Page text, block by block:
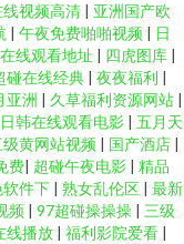
线视频高清 | 亚洲国产欧
| 午夜免费啪啪视频 | 日
线观看地址 | 四虎图库 |
碰在线经典 | 夜夜福利 |
亚洲 | 久草福利资源网站 |
日韩在线观看电影 | 五月天
级黄网站视频 | 国产酒店 |
费| 超碰午夜电影 | 精品
件下 | 熟女乱伦区 | 最新
频 | 97超碰操操操 | 三级
线播放 | 福利影院爱看 |